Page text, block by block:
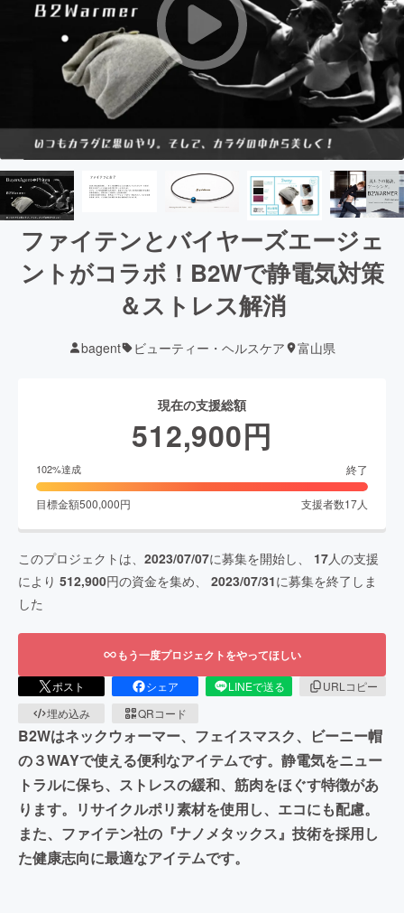
ファイテンとバイヤーズエージェ
ントがコラボ！B2Wで静電気対策
＆ストレス解消
bagent ビューティー・ヘルスケア 富山県
現在の支援総額
512,900円
102%達成 終了
目標金額500,000円 支援者数17人
このプロジェクトは、 2023/07/07に募集を開始し、 17人の支援
により 512,900円の資金を集め、 2023/07/31に募集を終了しま
した
もう一度プロジェクトをやってほしい
ポスト シェア LINEで送る
URLコピー
埋め込み
QRコード
B2Wはネックウォーマー、フェイスマスク、ビーニー帽
の３WAYで使える便利なアイテムです。静電気をニュー
トラルに保ち、ストレスの緩和、筋肉をほぐす特徴があ
ります。リサイクルポリ素材を使用し、エコにも配慮。
また、ファイテン社の『ナノメタックス』技術を採用し
た健康志向に最適なアイテムです。